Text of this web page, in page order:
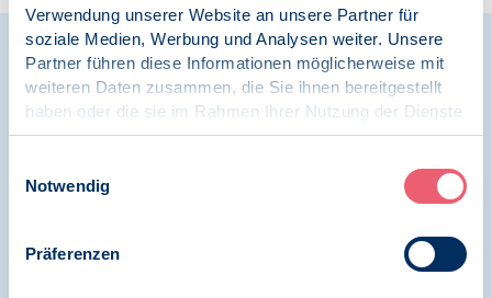
Verwendung unserer Website an unsere Partner für
soziale Medien, Werbung und Analysen weiter. Unsere
Partner führen diese Informationen möglicherweise mit
weiteren Daten zusammen, die Sie ihnen bereitgestellt
haben oder die sie im Rahmen Ihrer Nutzung der Dienste
gesammelt haben.
Notwendig
Präferenzen
Relevante Nachrichten
Pressemitteilung | Psychologie und Arbeit |
Initiative Arbeitsschutz
Ausfallzeiten am Arbeitsplatz aufgrund
psychischer Erkrankungen erreichen neuen